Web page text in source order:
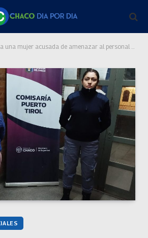
acusada de amenazar al personal del programa Ñachec